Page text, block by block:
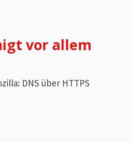
vor allem
DNS über HTTPS